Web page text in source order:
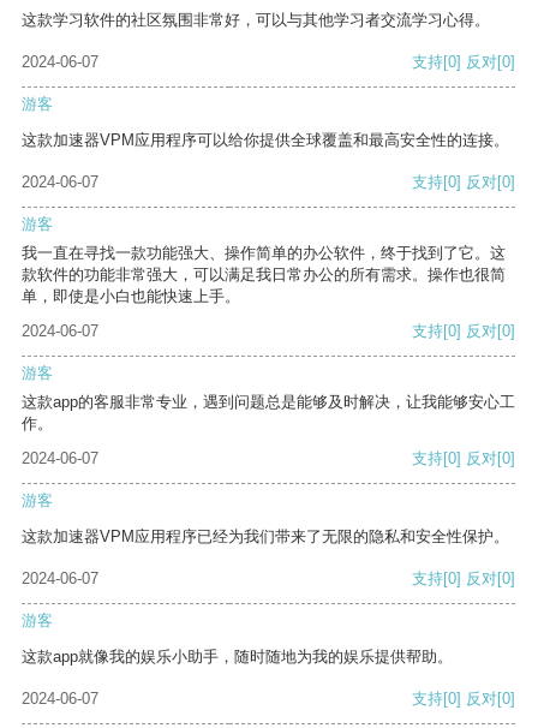
这款学习软件的社区氛围非常好，可以与其他学习者交流学习心得。
2024-06-07 支持[0] 反对[0]
游客
这款加速器VPM应用程序可以给你提供全球覆盖和最高安全性的连接。
2024-06-07 支持[0] 反对[0]
游客
我一直在寻找一款功能强大、操作简单的办公软件，终于找到了它。这
款软件的功能非常强大，可以满足我日常办公的所有需求。操作也很简
单，即使是小白也能快速上手。
2024-06-07
支持[0] 反对[0]
游客
这款app的客服非常专业，遇到问题总是能够及时解决，让我能够安心工
作。
2024-06-07
支持[0] 反对[0]
游客
这款加速器VPM应用程序已经为我们带来了无限的隐私和安全性保护。
2024-06-07 支持[0] 反对[0]
游客
这款app就像我的娱乐小助手，随时随地为我的娱乐提供帮助。
2024-06-07 支持[0] 反对[0]